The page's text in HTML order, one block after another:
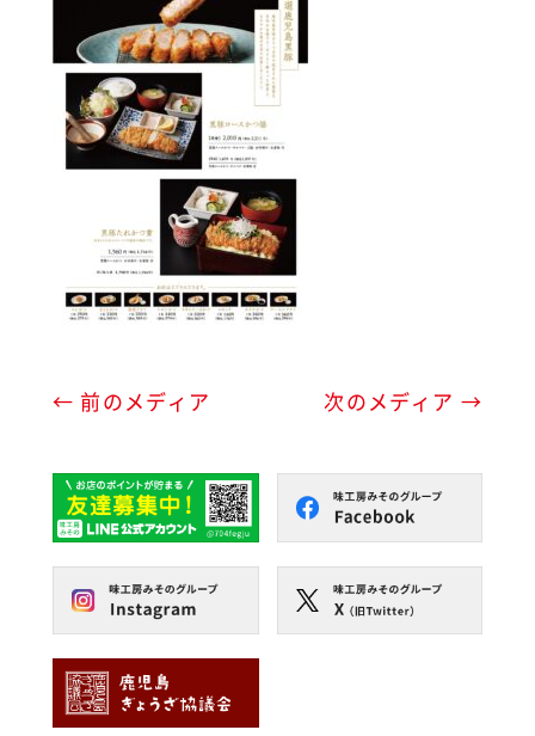
← 前のメディア 次のメディア →